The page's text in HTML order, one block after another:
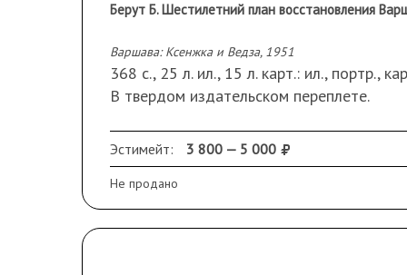
Берут Б. Шестилетний план восстановления
Варшава: Ксенжка и Ведза, 1951
368 с., 25 л. ил., 15 л. карт.: ил., портр.,
В твердом издательском переплете.
[Штахельский] 15.1.1954».
Сохранность: незначительные
Эстимейт: 3 800 — 5 000
Не продано